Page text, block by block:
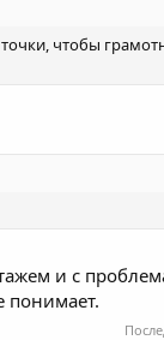
чтобы
и с
понимает.